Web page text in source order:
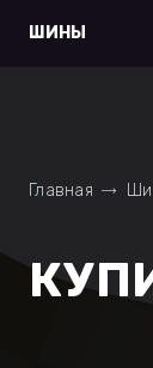
ШИНЫ
Главная